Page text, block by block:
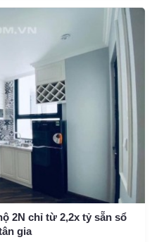
2N chỉ từ 2,2x tỷ sẵn sổ
gia